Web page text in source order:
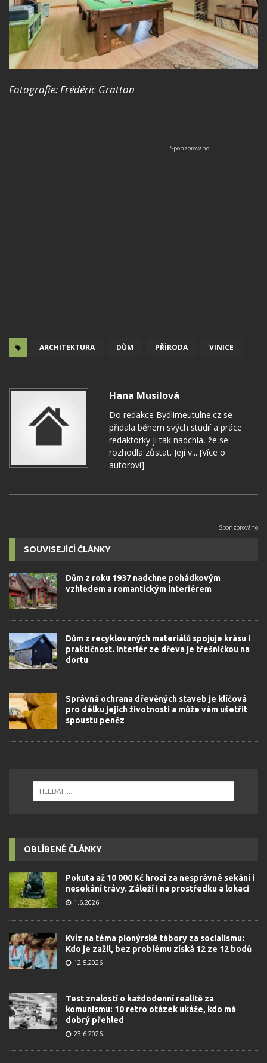
Fotografie: Frédéric Gratton
ARCHITEKTURA DŮM PŘÍRODA VINICE
Hana Musilová
Do redakce Bydlimeutulne.cz se
přidala během svých studií a práce
redaktorky ji tak nadchla, že se
rozhodla zůstat. Její v... [Více o
autorovi]
SOUVISEJÍCÍ ČLÁNKY
Dům z roku 1937 nadchne pohádkovým
vzhledem a romantickým interiérem
Dům z recyklovaných materiálů spojuje krásu i
praktičnost. Interiér ze dřeva je třešničkou na
dortu
Správná ochrana dřevěných staveb je klíčová
pro délku jejich životnosti a může vám ušetřit
spoustu peněz
OBLÍBENÉ ČLÁNKY
Pokuta až 10 000 Kč hrozí za nesprávné sekání i
nesekání trávy. Záleží i na prostředku a lokaci
1.6.2026
Kvíz na téma pionýrské tábory za socialismu:
Kdo je zažil, bez problému získá 12 ze 12 bodů
12.5.2026
Test znalostí o každodenní realitě za
komunismu: 10 retro otázek ukáže, kdo má
dobrý přehled
23.6.2026